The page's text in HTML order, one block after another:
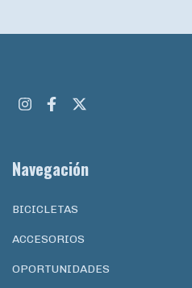
Navegación
BICICLETAS
ACCESORIOS
OPORTUNIDADES